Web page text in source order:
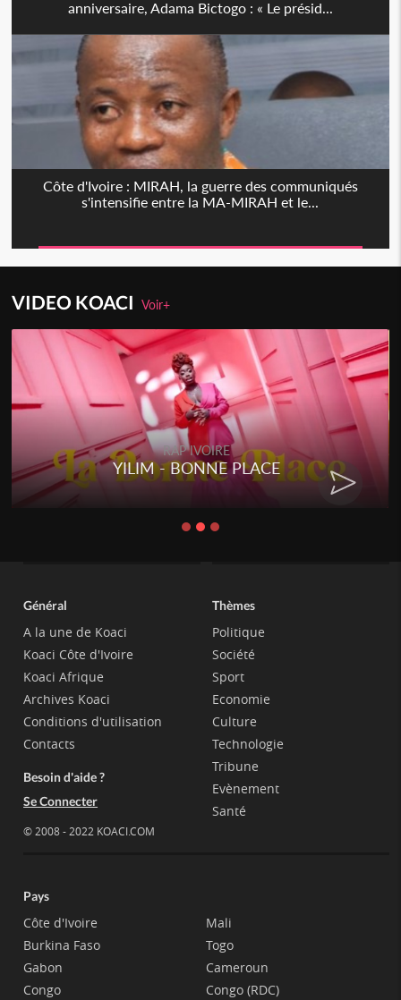
anniversaire, Adama Bictogo : « Le présid...
Côte d'Ivoire : MIRAH, la guerre des communiqués
s'intensifie entre la MA-MIRAH et le...
VIDEO KOACIVoir+
RAP IVOIRE
YILIM - BONNE PLACE
Général
A la une de Koaci
Koaci Côte d'Ivoire
Koaci Afrique
Archives Koaci
Conditions d'utilisation
Contacts
Besoin d'aide ?
Se Connecter
© 2008 - 2022 KOACI.COM
Thèmes
Politique
Société
Sport
Economie
Culture
Technologie
Tribune
Evènement
Santé
Pays
Côte d'Ivoire
Burkina Faso
Gabon
Congo
Mali
Togo
Cameroun
Congo (RDC)